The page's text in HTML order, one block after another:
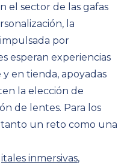
el sector de las gafas
la
por
esperan experiencias
en tienda, apoyadas
la elección de
de lentes. Para los
tanto un reto como una
inmersivas,